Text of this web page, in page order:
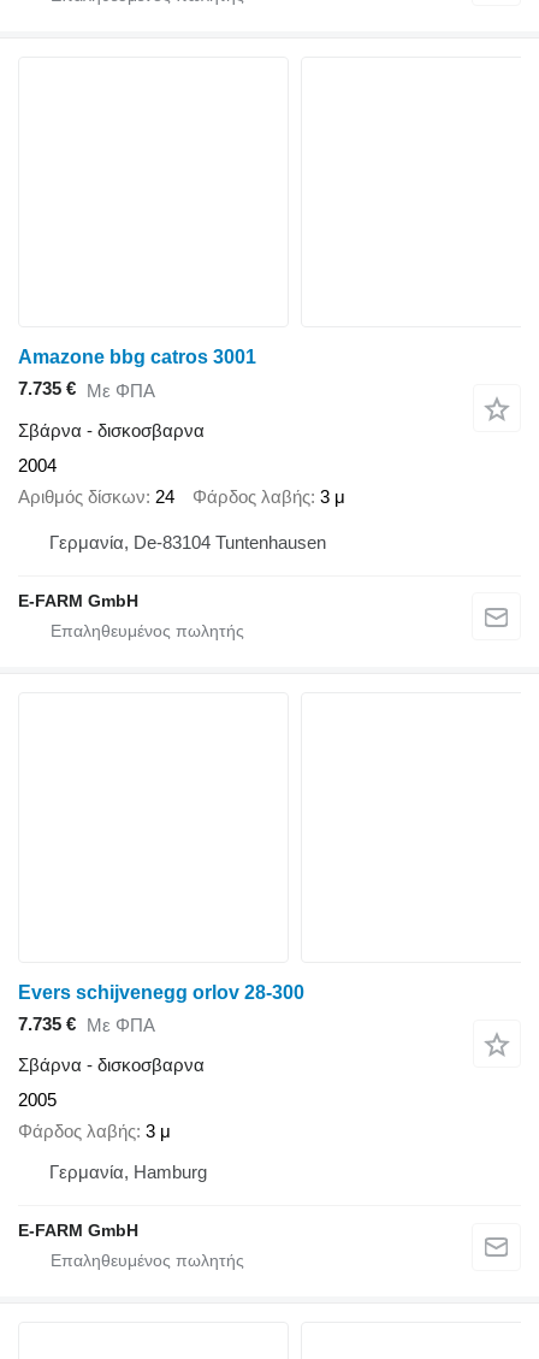
Amazone bbg catros 3001
7.735 € Με ΦΠΑ
Σβάρνα - δισκοσβαρνα
2004
Αριθμός δίσκων 24 Φάρδος λαβής 3 μ
Γερμανία, De-83104 Tuntenhausen
E-FARM GmbH
Evers schijvenegg orlov 28-300
7.735 € Με ΦΠΑ
Σβάρνα - δισκοσβαρνα
2005
Φάρδος λαβής 3 μ
Γερμανία, Hamburg
E-FARM GmbH